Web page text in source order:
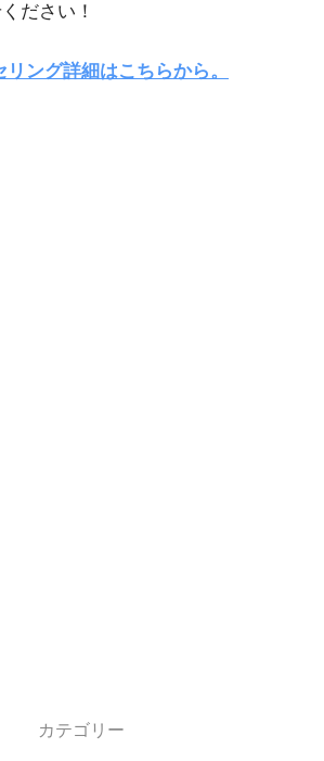
ださい！
ング詳細はこちらから。
カテゴリー